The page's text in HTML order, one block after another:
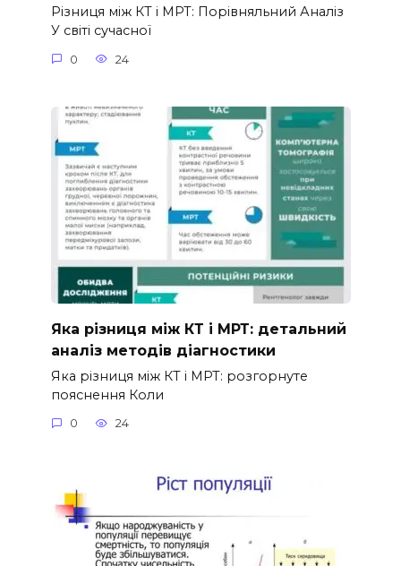
Різниця між КТ і МРТ: Порівняльний Аналіз
У світі сучасної
0 24
Яка різниця між КТ і МРТ: детальний
аналіз методів діагностики
Яка різниця між КТ і МРТ: розгорнуте
пояснення Коли
0 24